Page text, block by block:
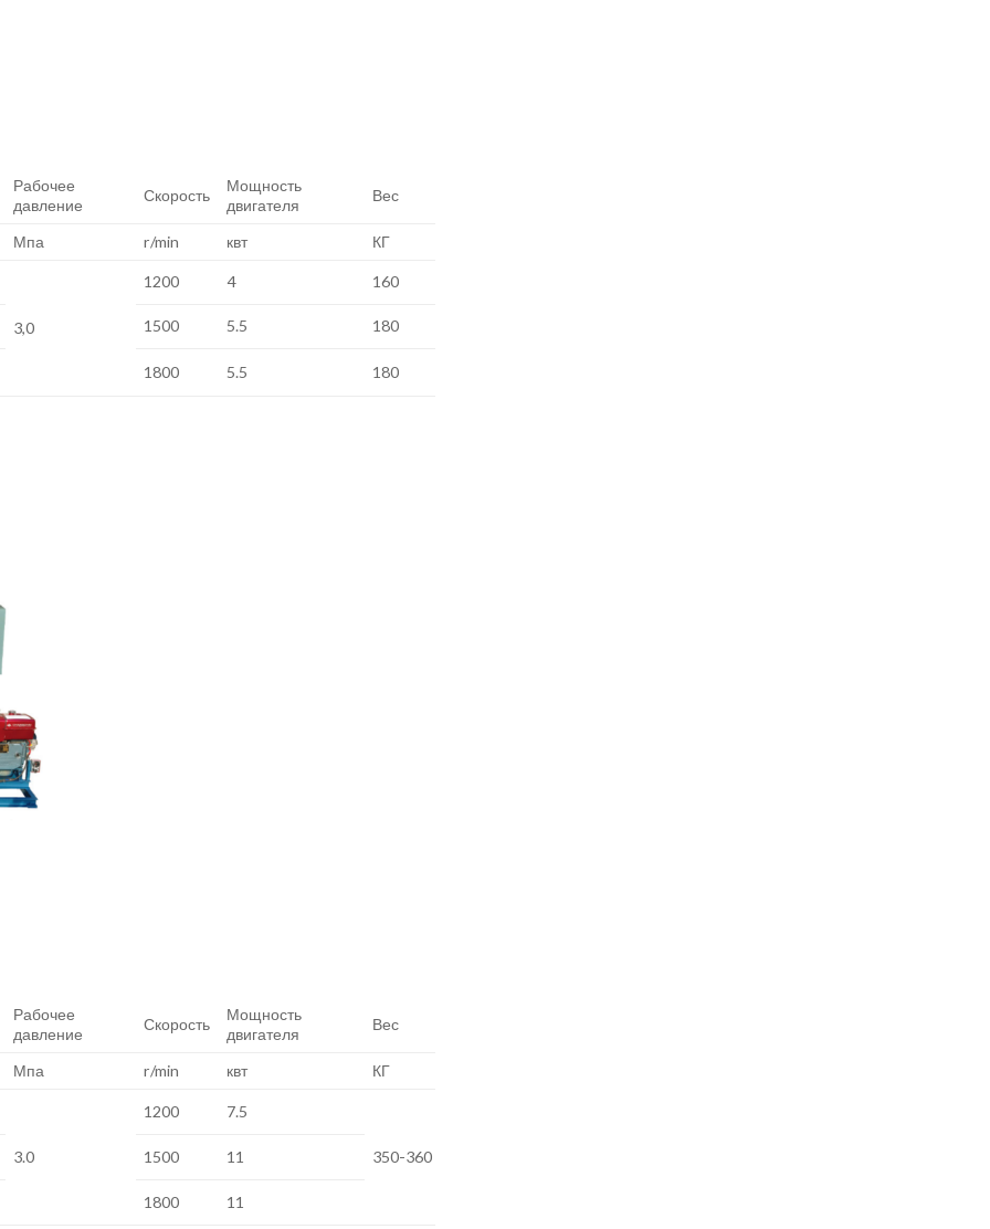
Рабочее
давление
Скорость
Мощность
двигателя
Вес
Мпа r/min квт КГ
3,0
1200 4 160
1500 5.5 180
1800 5.5 180
Рабочее
давление
Скорость
Мощность
двигателя
Вес
Мпа r/min квт КГ
3.0
1200 7.5
350-360
1500 11
1800 11